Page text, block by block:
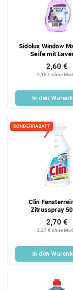
Sidolux Window
Seife mit
Fensterreiniger
2,18 € ohne
2,60 €
In den
SONDERRABATT
Clin
Zitrusspray
2,27 € ohne
2,70 €
In den